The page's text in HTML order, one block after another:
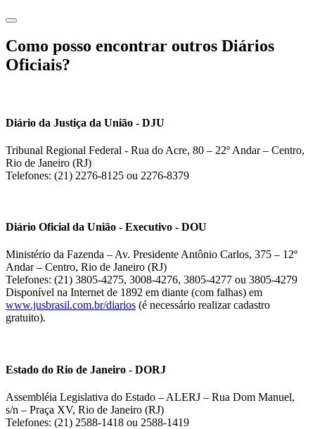
Como posso encontrar outros Diários
Oficiais?
Diário da Justiça da União - DJU
Tribunal Regional Federal - Rua do Acre, 80 – 22º Andar – Centro,
Rio de Janeiro (RJ)
Telefones: (21) 2276-8125 ou 2276-8379
Diário Oficial da União - Executivo - DOU
Ministério da Fazenda – Av. Presidente Antônio Carlos, 375 – 12º
Andar – Centro, Rio de Janeiro (RJ)
Telefones: (21) 3805-4275, 3008-4276, 3805-4277 ou 3805-4279
Disponível na Internet de 1892 em diante (com falhas) em
www.jusbrasil.com.br/diarios (é necessário realizar cadastro
gratuito).
Estado do Rio de Janeiro - DORJ
Assembléia Legislativa do Estado – ALERJ – Rua Dom Manuel,
s/n – Praça XV, Rio de Janeiro (RJ)
Telefones: (21) 2588-1418 ou 2588-1419